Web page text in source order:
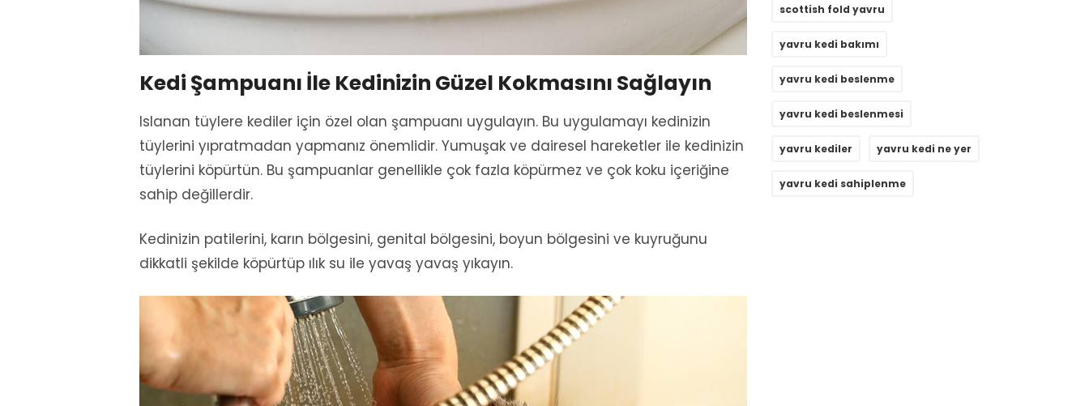
Kedi Şampuanı İle Kedinizin Güzel Kokmasını Sağlayın
Islanan tüylere kediler için özel olan şampuanı uygulayın. Bu uygulamayı kedinizin
tüylerini yıpratmadan yapmanız önemlidir. Yumuşak ve dairesel hareketler ile kedinizin
tüylerini köpürtün. Bu şampuanlar genellikle çok fazla köpürmez ve çok koku içeriğine
sahip değillerdir.
Kedinizin patilerini, karın bölgesini, genital bölgesini, boyun bölgesini ve kuyruğunu
dikkatli şekilde köpürtüp ılık su ile yavaş yavaş yıkayın.
scottish fold yavru
yavru kedi bakımı
yavru kedi beslenme
yavru kedi beslenmesi
yavru kediler yavru kedi ne yer
yavru kedi sahiplenme